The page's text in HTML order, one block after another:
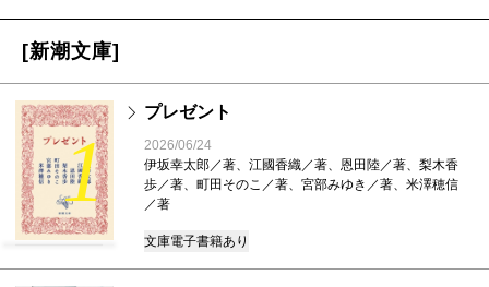
[新潮文庫]
1
プレゼント
2026/06/24
伊坂幸太郎／著、江國香織／著、恩田陸／著、梨木香
歩／著、町田そのこ／著、宮部みゆき／著、米澤穂信
／著
文庫電子書籍あり